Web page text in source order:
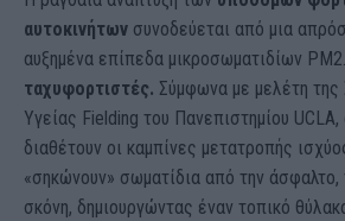
αυτοκινήτων συνοδεύεται από μια
αυξημένα επίπεδα μικροσωματιδίων
ταχυφορτιστές. Σύμφωνα με μελέτη
Υγείας Fielding του Πανεπιστημίου
διαθέτουν οι καμπίνες μετατροπής
«σηκώνουν» σωματίδια από την άσφαλτο,
σκόνη, δημιουργώντας έναν τοπικό